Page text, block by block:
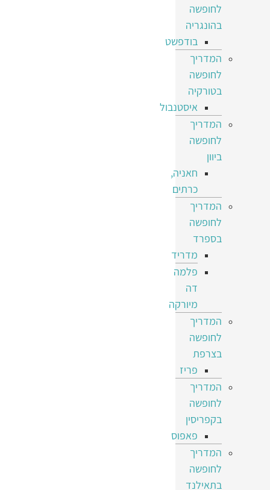
לחופשה
בהונגריה
בודפשט
המדריך
לחופשה
בטורקיה
איסטנבול
המדריך
לחופשה
ביוון
חאניה,
כרתים
המדריך
לחופשה
בספרד
מדריד
פלמה
דה
מיורקה
המדריך
לחופשה
בצרפת
פריז
המדריך
לחופשה
בקפריסין
פאפוס
המדריך
לחופשה
בתאילנד